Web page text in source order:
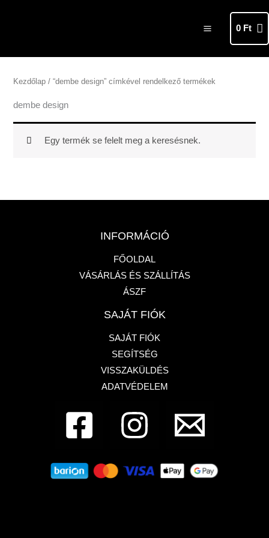
MAIN
MENU
0 Ft
Kezdőlap / “dembe design” címkével rendelkező termékek
dembe design
Egy termék se felelt meg a keresésnek.
INFORMÁCIÓ
FŐOLDAL
VÁSÁRLÁS ÉS SZÁLLÍTÁS
ÁSZF
SAJÁT FIÓK
SAJÁT FIÓK
SEGÍTSÉG
VISSZAKÜLDÉS
ADATVÉDELEM